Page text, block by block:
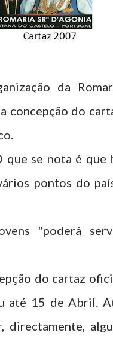
da
concepção do
que se nota é que
pontos do
"poderá
do cartaz
até 15 de Abril.
directamente,